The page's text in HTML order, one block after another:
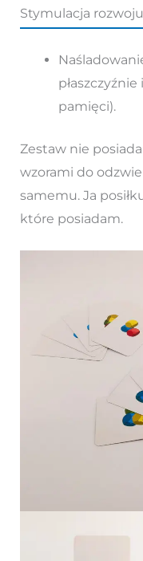
Stymulacja rozwoju
pamięci).
Zestaw nie
wzorami do
samemu. Ja
które posiadam.